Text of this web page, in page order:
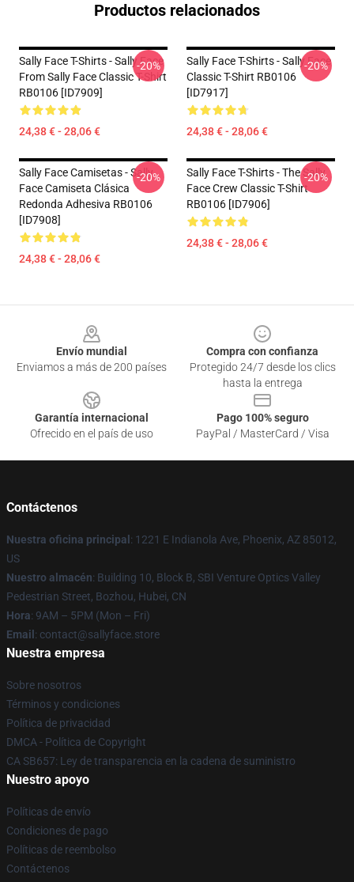
Productos relacionados
Sally Face T-Shirts - Sally Face
From Sally Face Classic T-Shirt
RB0106 [ID7909]
24,38 € - 28,06 €
-20%
Sally Face T-Shirts - Sally Face
Classic T-Shirt RB0106
[ID7917]
24,38 € - 28,06 €
-20%
Sally Face Camisetas - Sally
Face Camiseta Clásica
Redonda Adhesiva RB0106
[ID7908]
24,38 € - 28,06 €
-20%
Sally Face T-Shirts - The Sally
Face Crew Classic T-Shirt
RB0106 [ID7906]
24,38 € - 28,06 €
-20%
Envío mundial
Enviamos a más de 200 países
Compra con confianza
Protegido 24/7 desde los clics
hasta la entrega
Garantía internacional
Ofrecido en el país de uso
Pago 100% seguro
PayPal / MasterCard / Visa
Contáctenos
Nuestra oficina principal : 1221 E Indianola Ave, Phoenix, AZ 85012,
US
Nuestro almacén: Building 10, Block B, SBI Venture Optics Valley
Pedestrian Street, Bozhou, Hubei, CN
Hora: 9AM – 5PM (Mon – Fri)
Email : contact@sallyface.store
Nuestra empresa
Sobre nosotros
Términos y condiciones
Política de privacidad
DMCA - Política de Copyright
CA SB657: Ley de transparencia en la cadena de suministro
Nuestro apoyo
Políticas de envío
Condiciones de pago
Políticas de reembolso
Contáctenos